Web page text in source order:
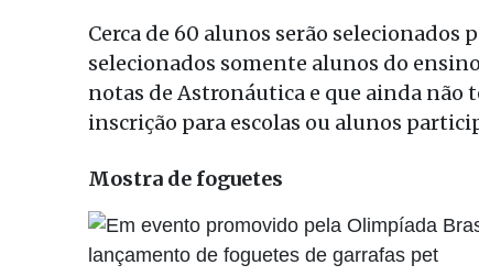
Cerca de 60 alunos serão selecionados
selecionados somente alunos do
notas de Astronáutica e que ainda
inscrição para escolas ou alunos
Mostra de foguetes